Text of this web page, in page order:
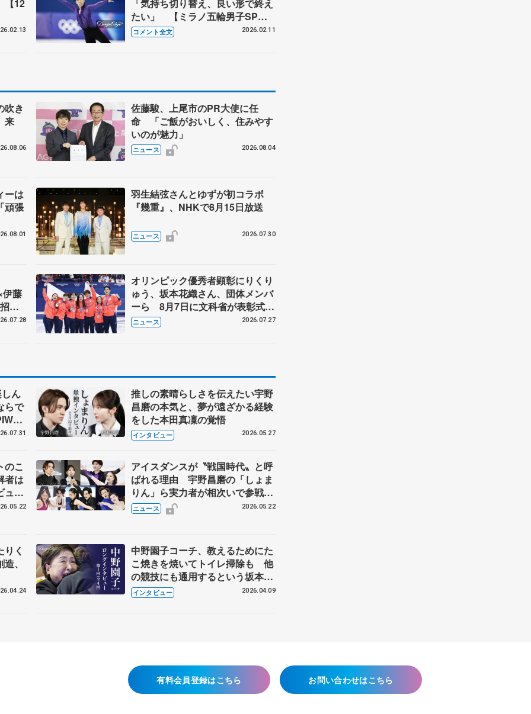
【12
「気持ち切り替え、良い形で終え
たい」 【ミラノ五輪男子SP
後】
コメント全文 2026.02.11
吹き
来
佐藤駿、上尾市のPR大使に任
命 「ご飯がおいしく、住みやす
いのが魅力」
ニュース 2026.08.04
ーは
頑張
羽生結弦さんとゆずが初コラボ
『幾重』、NHKで8月15日放送
ニュース 2026.07.30
藤
待
オリンピック優秀者顕彰にりくり
ゅう、坂本花織さん、団体メンバ
ーら 8月7日に文科省が表彰式、
ブルーノ・マルコット、中野園子
らコーチも
ニュース 2026.07.27
ん
らで
前
推しの素晴らしさを伝えたい宇野
昌磨の本気と、夢が遠ざかる経験
をした本田真凜の覚悟
インタビュー 2026.05.27
のこ
者は
ュー
人、
アイスダンスが〝戦国時代〟と呼
ばれる理由 宇野昌磨の「しょま
りん」ら実力者が相次いで参戦
国内の競争激化
ニュース 2026.05.22
く
、
中野園子コーチ、教えるためにた
こ焼きを焼いてトイレ掃除も 他
の競技にも通用するという坂本花
織の筋肉
インタビュー 2026.04.09
有料会員登録はこちら お問い合わせはこちら